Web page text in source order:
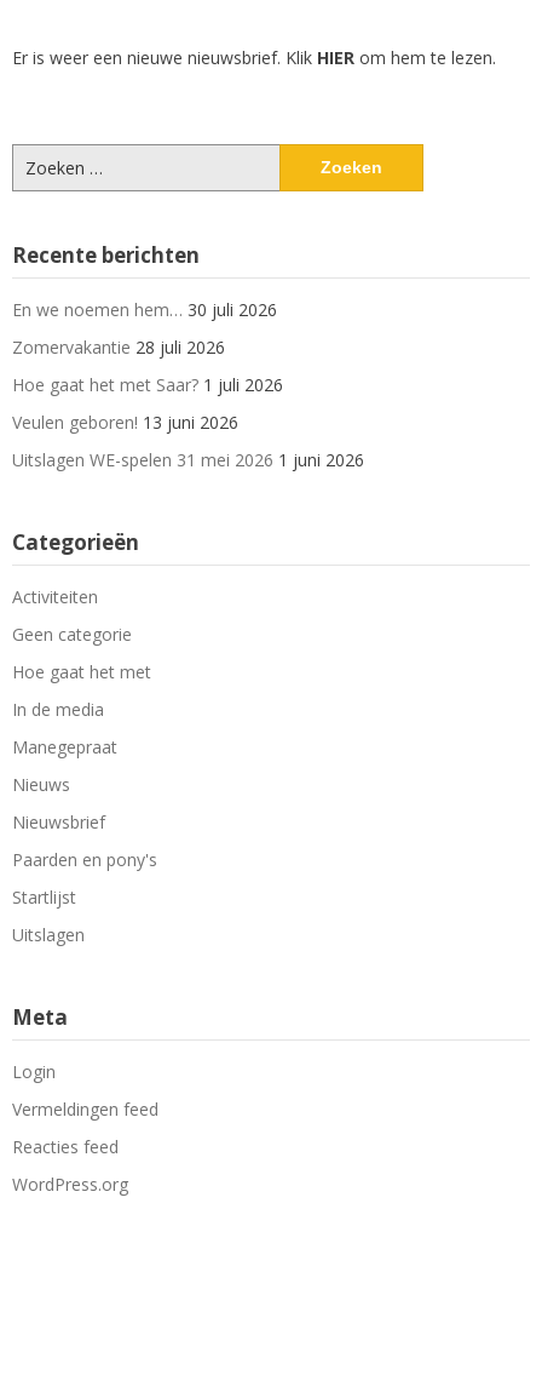
Er is weer een nieuwe nieuwsbrief. Klik HIER om hem te lezen.
Zoeken
naar:
Recente berichten
En we noemen hem… 30 juli 2026
Zomervakantie 28 juli 2026
Hoe gaat het met Saar? 1 juli 2026
Veulen geboren! 13 juni 2026
Uitslagen WE-spelen 31 mei 2026 1 juni 2026
Categorieën
Activiteiten
Geen categorie
Hoe gaat het met
In de media
Manegepraat
Nieuws
Nieuwsbrief
Paarden en pony's
Startlijst
Uitslagen
Meta
Login
Vermeldingen feed
Reacties feed
WordPress.org